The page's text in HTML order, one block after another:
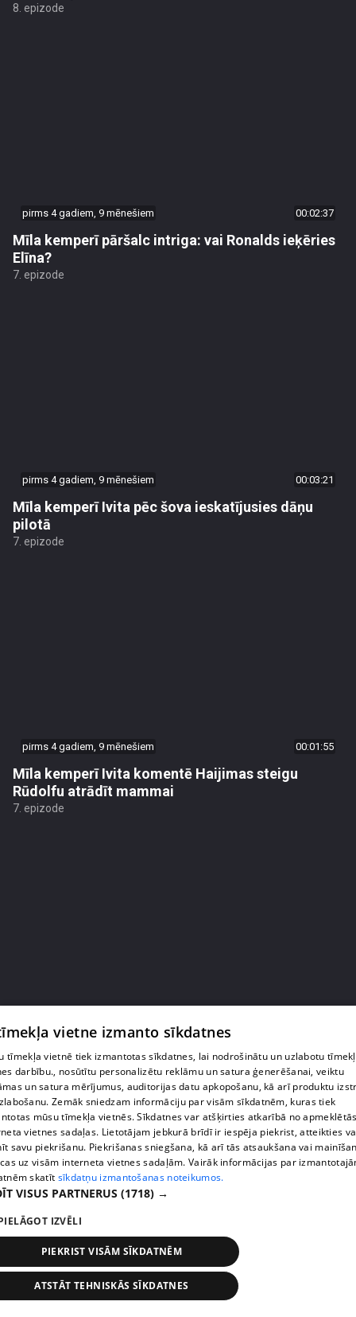
8. epizode
pirms 4 gadiem, 9 mēnešiem 00:02:37
Mīla kemperī pāršalc intriga: vai Ronalds ieķēries
Elīna?
7. epizode
pirms 4 gadiem, 9 mēnešiem 00:03:21
Mīla kemperī Ivita pēc šova ieskatījusies dāņu
pilotā
7. epizode
pirms 4 gadiem, 9 mēnešiem 00:01:55
Mīla kemperī Ivita komentē Haijimas steigu
Rūdolfu atrādīt mammai
7. epizode
Mīla kemperī: negaidīti izšķirts viens no
saskanīgākajiem pārīšiem
7. epizode
pirms 4 gadiem, 9 mēnešiem
vietne izmanto sīkdatnes
tīmekļa vietnē tiek izmantotas sīkdatnes, lai nodrošinātu un uzlabotu
darbību., nosūtītu personalizētu reklāmu un satura ģenerēšanai, veiktu
un satura mērījumus, auditorijas datu apkopošanu, kā arī produktu
Zemāk sniedzam informāciju par visām sīkdatnēm, kuras tiek
mūsu tīmekļa vietnēs. Sīkdatnes var atšķirties atkarībā no
vietnes sadaļas. Lietotājam jebkurā brīdī ir iespēja piekrist, atteikties
savu piekrišanu. Piekrišanas sniegšana, kā arī tās atsaukšana vai
uz visām interneta vietnes sadaļām. Vairāk informācijas par
skatīt sīkdatņu izmantošanas noteikumos.
VISUS PARTNERUS (1718) →
IZVĒLI
PIEKRIST VISĀM SĪKDATNĒM
ATSTĀT TEHNISKĀS SĪKDATNES